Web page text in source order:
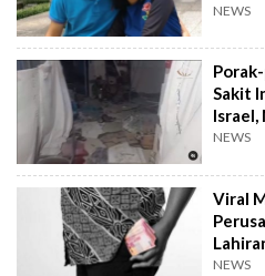
NEWS
Sakit
Israel,
NEWS
Viral
NEWS